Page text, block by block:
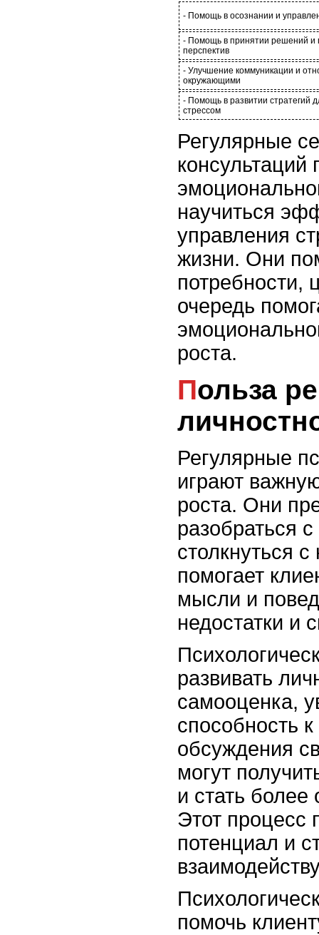
- Помощь в осознании и
- Помощь в принятии решений и
перспектив
- Улучшение коммуникации и
окружающими
- Помощь в развитии стратегий
стрессом
Регулярные
консультаций
научиться
управления
жизни. Они
потребности,
очередь
роста.
Польза регулярных сеансов для
Регулярные
играют
роста. Они
разобраться
столкнуться
помогает
мысли и
недостатки и
развивать
самооценка,
способность
обсуждения
могут
и стать
Этот процесс
потенциал и
помочь